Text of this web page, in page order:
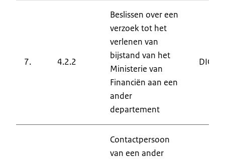
7. 4.2.2
Beslissen over een
verzoek tot het
verlenen van
bijstand van het
Ministerie van
Financiën aan een
ander
departement
DIC
Contactpersoon
van een ander